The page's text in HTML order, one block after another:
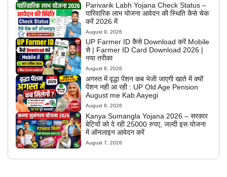
Parivarik Labh Yojana Check Status –
पारिवारिक लाभ योजना आवेदन की स्थिति कैसे चेक
करें 2026 में
August 9, 2026
UP Farmer ID कैसे Download करें Mobile
से | Farmer ID Card Download 2026 |
नया तरीका
August 8, 2026
अगस्त में वृद्धा पेंशन कब भेजी जाएगी खाते में क्यों
पेंशन नही आ रही : UP Old Age Pension
August me Kab Aayegi
August 8, 2026
Kanya Sumangla Yojana 2026 – सरकार
बेटियों को दे रही 25000 रुपए, जल्दी इस योजना
में ऑनलाइन आवेदन करें
August 7, 2026